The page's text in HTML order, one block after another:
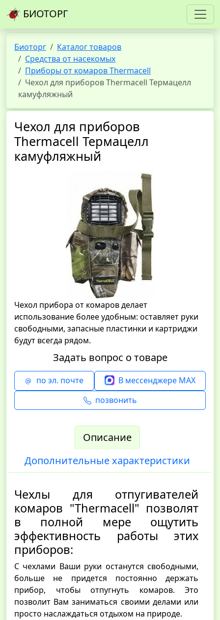
БИОТОРГ
Биоторг
Каталог товаров
Средства от насекомых
Приборы от комаров Thermacell
Чехол для приборов Thermacell Термацелл
камуфляжный
Чехол для приборов
Thermacell Термацелл
камуфляжный
Чехол прибора от комаров делает
использование более удобным: оставляет руки
свободными, запасные пластинки и картриджи
будут всегда рядом.
Задать вопрос о товаре
по эл. почте
В мессенджере MAX
позвонить
Описание
Дополнительные характеристики
Чехлы для отпугивателей
комаров "Thermacell" позволят
в полной мере ощутить
эффективность работы этих
приборов:
С чехлами Ваши руки останутся свободными,
больше не придется постоянно держать
прибор, чтобы отпугнуть комаров. Это
позволит Вам заниматься своими делами или
просто наслаждаться отдыхом на природе.